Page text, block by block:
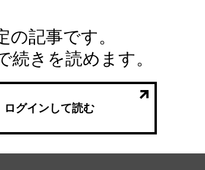
の記事です。
続きを読めます。
ログインして読む